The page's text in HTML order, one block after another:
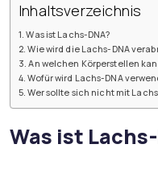
Inhaltsverzeichnis
Was ist Lachs-DNA?
Wie wird die Lachs-DNA
An welchen Körperstellen
Wofür wird Lachs-DNA
Wer sollte sich nicht mit
Was ist